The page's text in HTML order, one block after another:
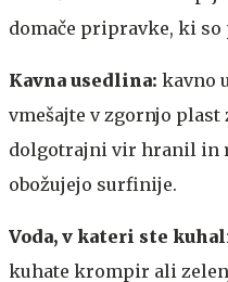
domače pripravke, ki
Kavna usedlina: kavno
vmešajte v zgornjo
dolgotrajni vir hranil in
obožujejo surfinije.
Voda, v kateri ste
kuhate krompir ali